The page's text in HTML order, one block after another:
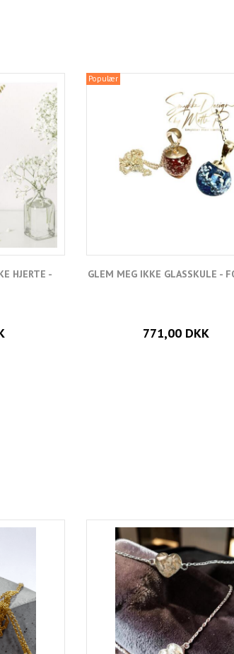
HJERTE -
Populær
GLEM MEG IKKE GLASSKULE -
771,00 DKK